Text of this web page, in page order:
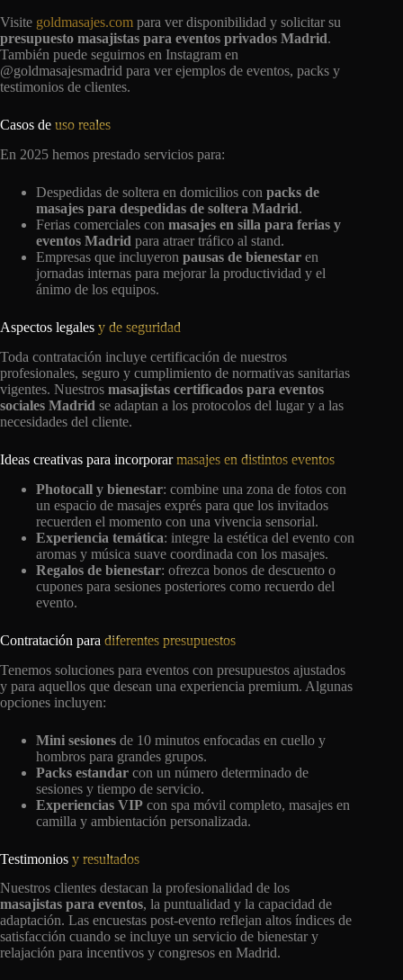
Visite goldmasajes.com para ver disponibilidad y solicitar su
presupuesto masajistas para eventos privados Madrid.
También puede seguirnos en Instagram en
@goldmasajesmadrid para ver ejemplos de eventos, packs y
testimonios de clientes.
Casos de uso reales
En 2025 hemos prestado servicios para:
Despedidas de soltera en domicilios con packs de
masajes para despedidas de soltera Madrid.
Ferias comerciales con masajes en silla para ferias y
eventos Madrid para atraer tráfico al stand.
Empresas que incluyeron pausas de bienestar en
jornadas internas para mejorar la productividad y el
ánimo de los equipos.
Aspectos legales y de seguridad
Toda contratación incluye certificación de nuestros
profesionales, seguro y cumplimiento de normativas sanitarias
vigentes. Nuestros masajistas certificados para eventos
sociales Madrid se adaptan a los protocolos del lugar y a las
necesidades del cliente.
Ideas creativas para incorporarmasajes en distintos eventos
Photocall y bienestar: combine una zona de fotos con
un espacio de masajes exprés para que los invitados
recuerden el momento con una vivencia sensorial.
Experiencia temática: integre la estética del evento con
aromas y música suave coordinada con los masajes.
Regalos de bienestar: ofrezca bonos de descuento o
cupones para sesiones posteriores como recuerdo del
evento.
Contratación para diferentes presupuestos
Tenemos soluciones para eventos con presupuestos ajustados
y para aquellos que desean una experiencia premium. Algunas
opciones incluyen:
Mini sesiones de 10 minutos enfocadas en cuello y
hombros para grandes grupos.
Packs estandar con un número determinado de
sesiones y tiempo de servicio.
Experiencias VIP con spa móvil completo, masajes en
camilla y ambientación personalizada.
Testimonios y resultados
Nuestros clientes destacan la profesionalidad de los
masajistas para eventos, la puntualidad y la capacidad de
adaptación. Las encuestas post-evento reflejan altos índices de
satisfacción cuando se incluye un servicio de bienestar y
relajación para incentivos y congresos en Madrid.